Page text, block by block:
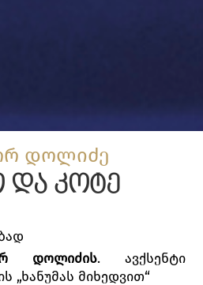
დოლიძე
და კოტე
დოლიძის. ავქსენტი
„ხანუმას მიხედვით“